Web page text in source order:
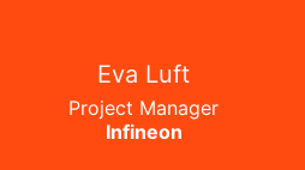
Eva Luft
Project Manager
Infineon